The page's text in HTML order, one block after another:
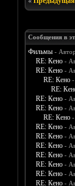
Сообщения в
Фильмы -
RE: Кено -
RE: Кено -
RE: Кено
RE:
RE: Кено -
RE: Кено -
RE: Кено
RE: Кено -
RE: Кено -
RE: Кено -
RE: Кено -
RE: Кено -
RE: Кено -
RE: Кено -